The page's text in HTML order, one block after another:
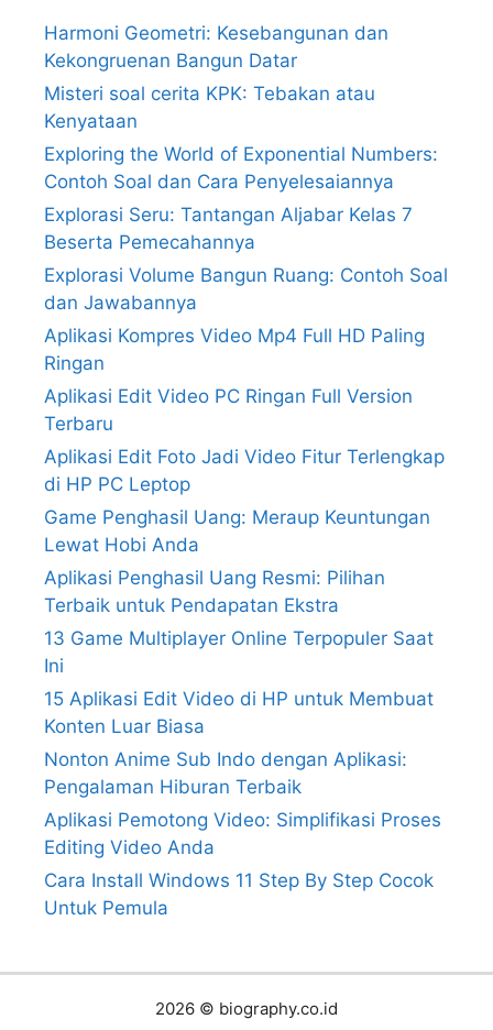
Harmoni Geometri: Kesebangunan dan
Kekongruenan Bangun Datar
Misteri soal cerita KPK: Tebakan atau
Kenyataan
Exploring the World of Exponential Numbers:
Contoh Soal dan Cara Penyelesaiannya
Explorasi Seru: Tantangan Aljabar Kelas 7
Beserta Pemecahannya
Explorasi Volume Bangun Ruang: Contoh Soal
dan Jawabannya
Aplikasi Kompres Video Mp4 Full HD Paling
Ringan
Aplikasi Edit Video PC Ringan Full Version
Terbaru
Aplikasi Edit Foto Jadi Video Fitur Terlengkap
di HP PC Leptop
Game Penghasil Uang: Meraup Keuntungan
Lewat Hobi Anda
Aplikasi Penghasil Uang Resmi: Pilihan
Terbaik untuk Pendapatan Ekstra
13 Game Multiplayer Online Terpopuler Saat
Ini
15 Aplikasi Edit Video di HP untuk Membuat
Konten Luar Biasa
Nonton Anime Sub Indo dengan Aplikasi:
Pengalaman Hiburan Terbaik
Aplikasi Pemotong Video: Simplifikasi Proses
Editing Video Anda
Cara Install Windows 11 Step By Step Cocok
Untuk Pemula
2026 © biography.co.id